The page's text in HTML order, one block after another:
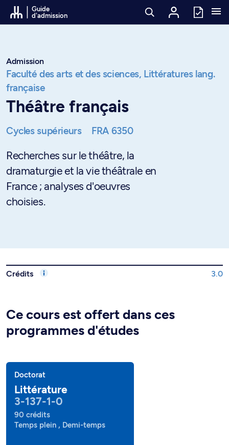
Passer au contenu
Guide
d'admission
Admission
Faculté des arts et des sciences, Littératures lang.
française
Théâtre français
Cycles supérieurs FRA 6350
Recherches sur le théâtre, la
dramaturgie et la vie théâtrale en
France ; analyses d'oeuvres
choisies.
Crédits 3.0
Ce cours est offert dans ces
programmes d'études
Doctorat
Littérature
3-137-1-0
90 crédits
Temps plein , Demi-temps